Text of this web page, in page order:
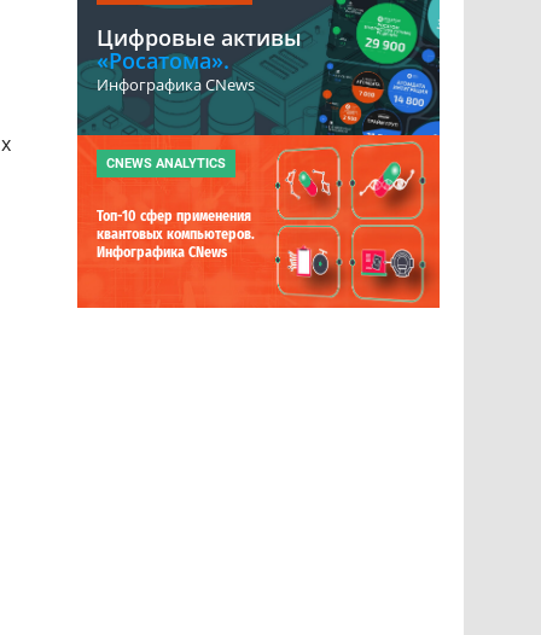
Цифровые активы
«Росатома».
Инфографика CNews
CNEWS ANALYTICS
Топ-10 сфер применения
квантовых компьютеров.
Инфографика CNews